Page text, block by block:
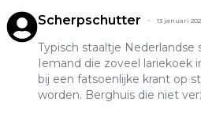
Scherpschutter 13 januari
Typisch staaltje Nederlandse
Iemand die zoveel lariekoek
bij een fatsoenlijke krant op
worden. Berghuis die niet